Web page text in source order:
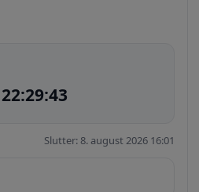
Slutter: 8. august 2026 16:01